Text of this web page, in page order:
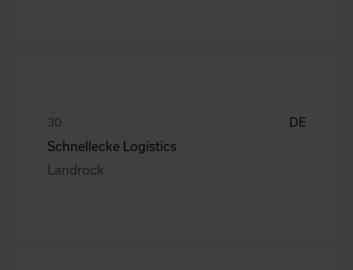
DE
Schnellecke Logistics
Landrock